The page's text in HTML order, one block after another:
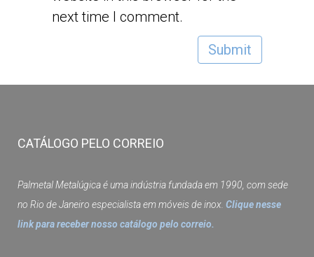
next time I comment.
CATÁLOGO PELO CORREIO
Palmetal Metalúgica é uma indústria fundada em 1990, com sede
no Rio de Janeiro especialista em móveis de inox. Clique nesse
link para receber nosso catálogo pelo correio.